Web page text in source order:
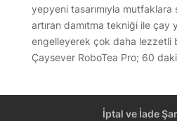
yepyeni tasarımıyla mutfaklara
artıran damıtma tekniği ile çay
engelleyerek çok daha lezzetli
Çaysever RoboTea Pro; 60
İptal ve İade